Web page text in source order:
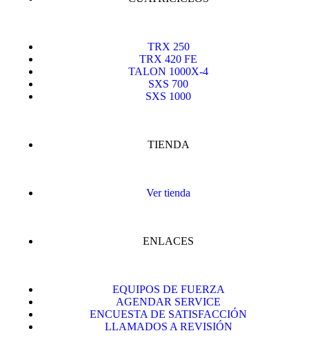
TRX 250
TRX 420 FE
TALON 1000X-4
SXS 700
SXS 1000
TIENDA
Ver tienda
ENLACES
EQUIPOS DE FUERZA
AGENDAR SERVICE
ENCUESTA DE SATISFACCIÓN
LLAMADOS A REVISIÓN